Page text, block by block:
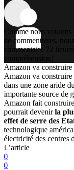
Comme nous voulons
de commentaires,
commentaire 72
compréhension!
Amazon va construire
Amazon va construire
dans une zone aride
importante source de
Amazon fait
pourrait devenirla
effet de serre des
technologique
électricité des centres
L’article
0
0